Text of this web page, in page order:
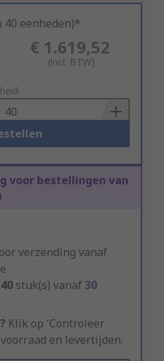
40 eenheden)*
€ 1.619,52
(incl. BTW)
voor bestellingen van
verzending vanaf
40 stuk(s) vanaf30
Klik op 'Controleer
en levertijden.